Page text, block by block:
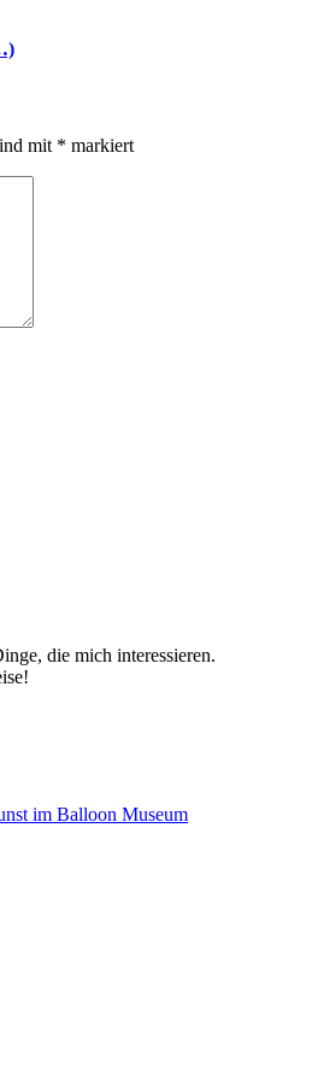
mit * markiert
die mich interessieren.
im Balloon Museum